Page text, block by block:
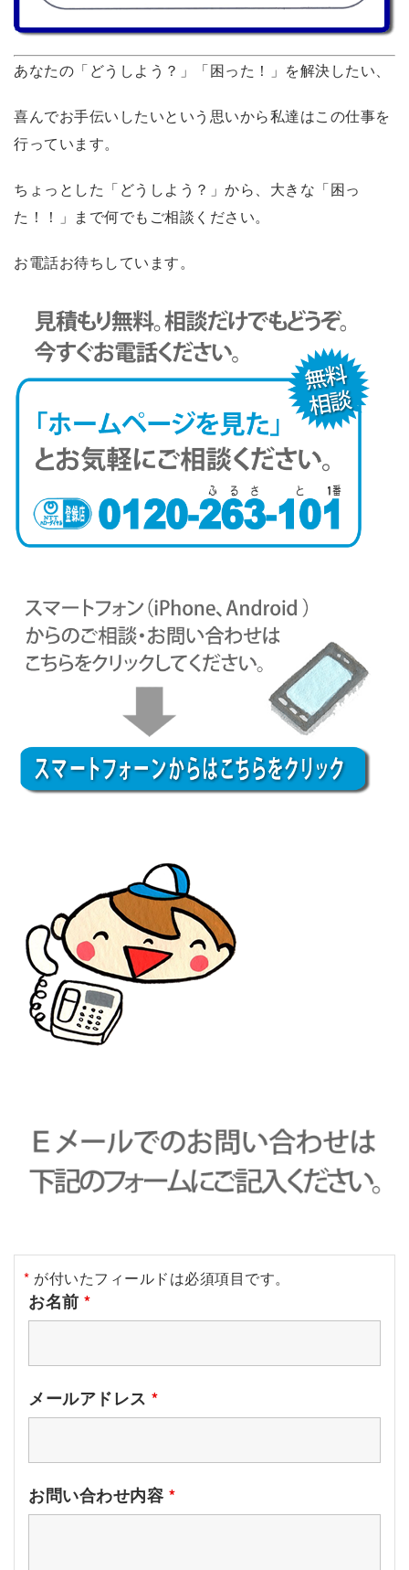
あなたの「どうしよう？」「困った！」を解決したい、
喜んでお手伝いしたいという思いから私達はこの仕事を
行っています。
ちょっとした「どうしよう？」から、大きな「困っ
た！！」まで何でもご相談ください。
お電話お待ちしています。
* が付いたフィールドは必須項目です。
お名前 *
メールアドレス *
お問い合わせ内容 *